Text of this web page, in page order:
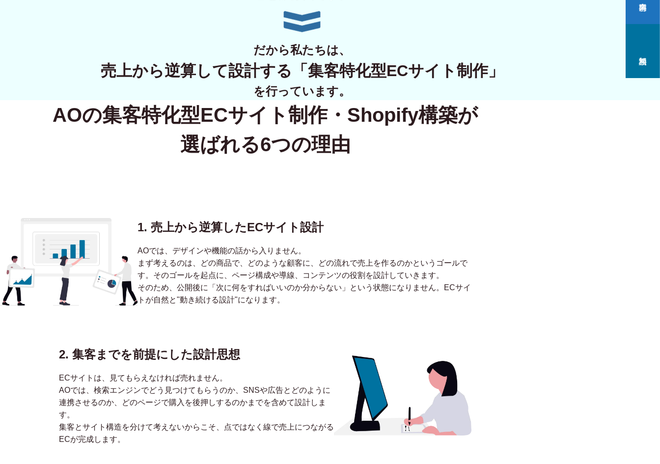
制作実績
お問い合わせ
だから私たちは、
売上から逆算して設計する 「集客特化型ECサイト制作」
を行っています。
AOの集客特化型ECサイト制作・Shopify構築が
選ばれる6つの理由
1. 売上から逆算したECサイト設計
AOでは、デザインや機能の話から入りません。
まず考えるのは、どの商品で、どのような顧客に、どの流れで売上を作るのかというゴールで
す。そのゴールを起点に、ページ構成や導線、コンテンツの役割を設計していきます。
そのため、公開後に「次に何をすればいいのか分からない」という状態になりません。ECサイ
トが自然と"動き続ける設計"になります。
2. 集客までを前提にした設計思想
ECサイトは、見てもらえなければ売れません。
AOでは、検索エンジンでどう見つけてもらうのか、SNSや広告とどのように
連携させるのか、どのページで購入を後押しするのかまでを含めて設計しま
す。
集客とサイト構造を分けて考えないからこそ、点ではなく線で売上につながる
ECが完成します。